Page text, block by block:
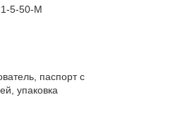
5-50-М
паспорт с
упаковка